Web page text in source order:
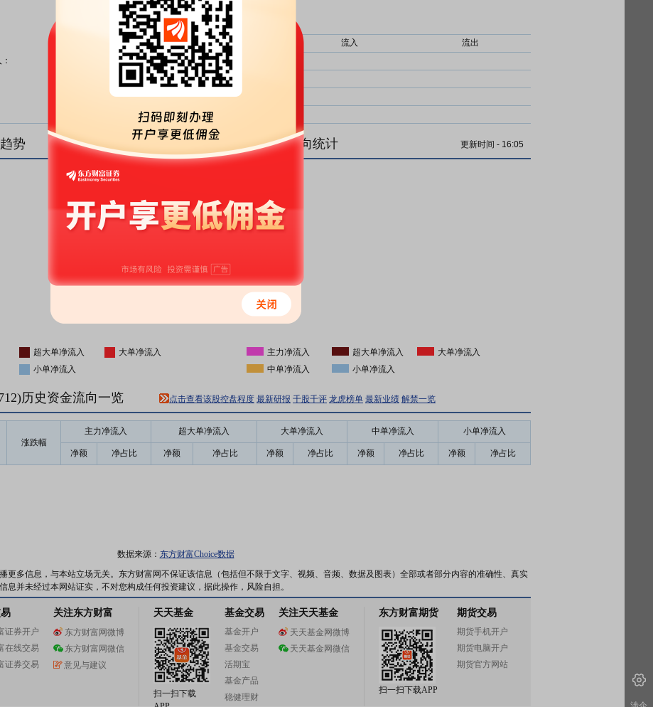
主力净比：
超大单净比：
大单净比：
中单净比：
流入
流出
势
超大单净流入
大单净流入
小单净流入
盘后资金流向统计 更新时间 - 16:05
主力净流入 超大单净流入
大单净流入
中单净流入
小单净流入
历史资金流向一览 点击查看该股控盘程度 最新研报 千股千评 龙虎榜单 最新业绩 解禁一览
涨跌幅
主力净流入 超大单净流入 大单净流入 中单净流入 小单净流入
净额 净占比 净额 净占比 净额 净占比 净额 净占比 净额 净占比
数据来源： 东方财富Choice数据
更多信息，与本站立场无关。东方财富网不保证该信息（包括但不限于文字、视频、音频、数据及图表）全部或者部分内容的准确性、真实
并未经过本网站证实，不对您构成任何投资建议，据此操作，风险自担。
证券开户
在线交易
证券交易
关注东方财富
东方财富网微博
东方财富网微信
意见与建议
天天基金
扫一扫下载
基金交易
基金开户
基金交易
活期宝
基金产品
稳健理财
关注天天基金
天天基金网微博
天天基金网微信
东方财富期货
扫一扫下载APP
期货交易
期货手机开户
期货电脑开户
期货官方网站